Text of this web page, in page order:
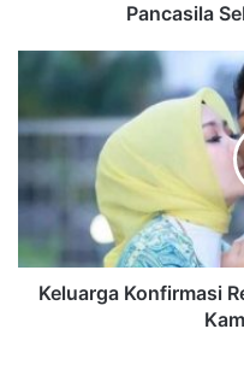
Pancasila
Keluarga Konfirmasi